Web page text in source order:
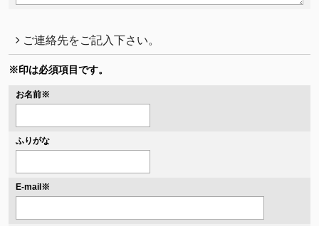
ご連絡先をご記入下さい。
※印は必須項目です。
お名前※
ふりがな
E-mail ※